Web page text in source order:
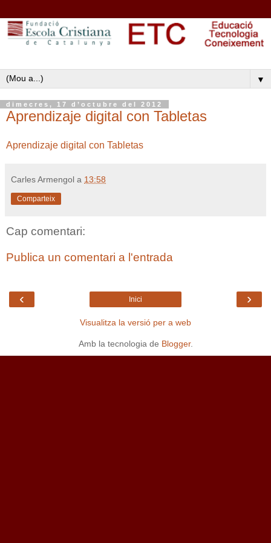
▼
dimecres, 17 d’octubre del 2012
Aprendizaje digital con Tabletas
Aprendizaje digital con Tabletas
Carles Armengol a 13:58
Comparteix
Cap comentari:
Publica un comentari a l'entrada
‹ ›
Inici
Visualitza la versió per a web
Amb la tecnologia de Blogger.